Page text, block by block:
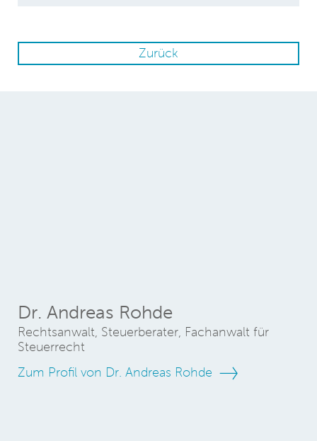
Zurück
Dr. Andreas Rohde
Rechtsanwalt, Steuerberater, Fachanwalt für
Steuerrecht
Zum Profil von Dr. Andreas Rohde